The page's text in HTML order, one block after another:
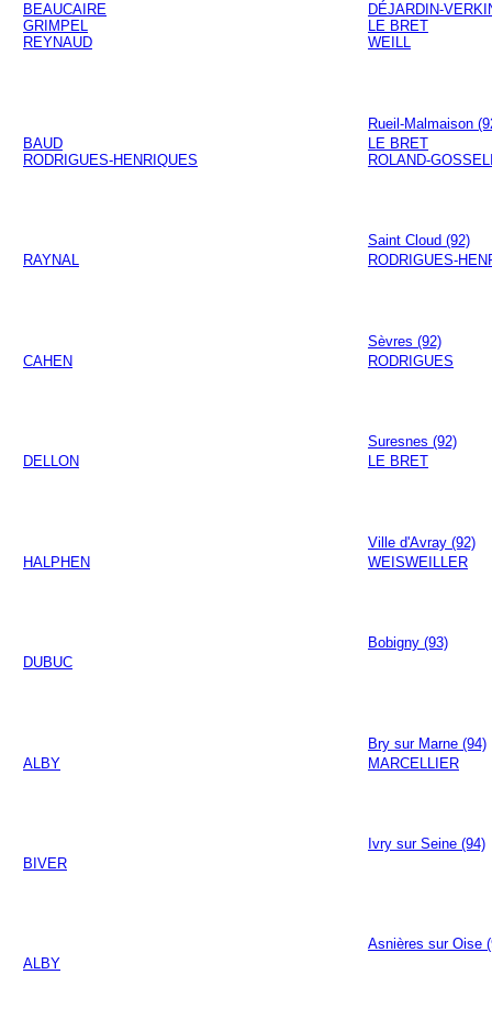
BEAUCAIRE
DÉJARDIN-
GRIMPEL
LE BRET
REYNAUD
WEILL
Rueil-Malmaison
BAUD
LE BRET
RODRIGUES-HENRIQUES
ROLAND-
Saint Cloud (92)
RAYNAL
RODRIGUES-
Sèvres (92)
CAHEN
RODRIGUES
Suresnes (92)
DELLON
LE BRET
Ville d'Avray (92)
HALPHEN
WEISWEILLER
Bobigny (93)
DUBUC
Bry sur Marne (94)
ALBY
MARCELLIER
Ivry sur Seine (94)
BIVER
Asnières sur Oise
ALBY